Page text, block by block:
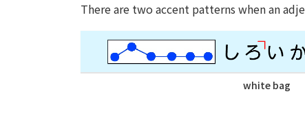
There are two accent patterns when an
white bag